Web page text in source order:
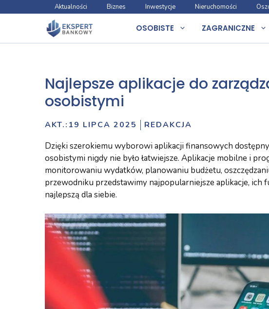
Aktualności Biznes Inwestycje Nieruchomości
OSOBISTE ZAGRANICZNE
Najlepsze aplikacje do
osobistymi
AKT.: 19 LIPCA 2025 REDAKCJA
Dzięki szerokiemu wyborowi aplikacji finansowych
osobistymi nigdy nie było łatwiejsze. Aplikacje mobilne i
monitorowaniu wydatków, planowaniu budżetu,
przewodniku przedstawimy najpopularniejsze aplikacje, ich
najlepszą dla siebie.